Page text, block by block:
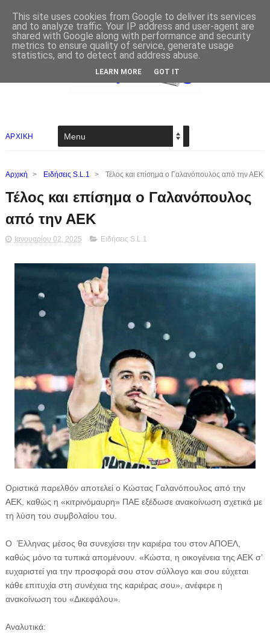
ΑΡΧΙΚΗ
Αρχική > Ειδήσεις S.L.1 > Τέλος και επίσημα ο Γαλανόπουλος από την ΑΕΚ
Τέλος και επίσημα ο Γαλανόπουλος
από την ΑΕΚ
Ιανουαρίου 02, 2025 Ειδήσεις S.L.1
Οριστικά παρελθόν αποτελεί ο Κώστας Γαλανόπουλος από την
ΑΕΚ, καθώς η «κιτρινόμαυρη» ΠΑΕ εξέδωσε ανακοίνωση σχετικά με
τη λύση του συμβολαίου του.
Ο Έλληνας μέσος θα συνεχίσει την καριέρα του στον ΑΠΟΕΛ,
καθώς μόνο τα τυπικά απομένουν. «Κώστα, η οικογένεια της ΑΕΚ σ’
ευχαριστεί για την προσφορά σου στον σύλλογο και σου εύχεται
κάθε επιτυχία στη συνέχεια της καριέρας σου», ανέφερε η
ανακοίνωση του «Δικεφάλου».
Αναλυτικά:
This site uses cookies from Google to deliver its services
and to analyze traffic. Your IP address and user-agent are
shared with Google along with performance and security
metrics to ensure quality of service, generate usage
statistics, and to detect and address abuse.
LEARN MORE GOT IT